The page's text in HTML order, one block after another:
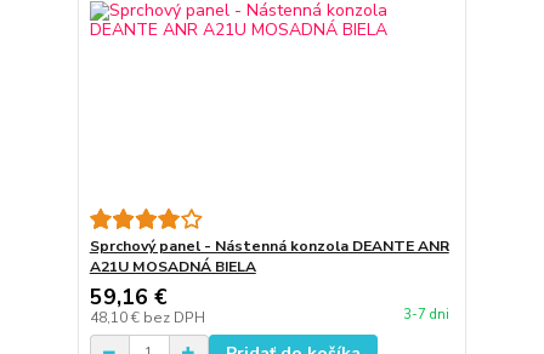
Sprchový panel - Nástenná konzola DEANTE ANR
A21U MOSADNÁ BIELA
59,16 €
48,10 € bez DPH 3-7 dni